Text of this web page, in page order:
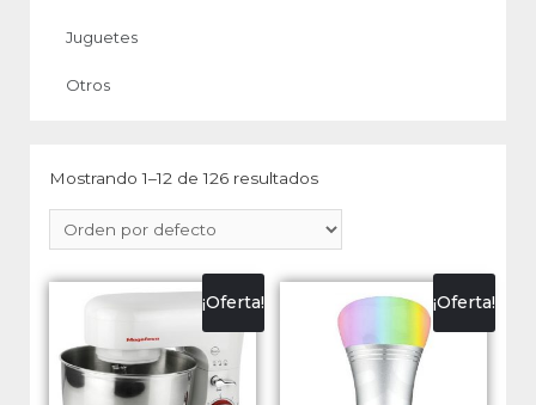
Juguetes
Otros
Mostrando 1–12 de 126 resultados
¡Oferta! ¡Oferta!